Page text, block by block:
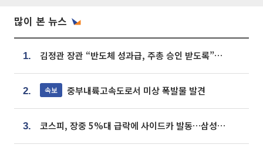
많이 본 뉴스
1. 김정관 장관 “반도체 성과급, 주총 승인 받도록”…상법·자본시장법 개정 시사
2. 속보 중부내륙고속도로서 미상 폭발물 발견
3. 코스피, 장중 5%대 급락에 사이드카 발동…삼성·SK 동반 폭락